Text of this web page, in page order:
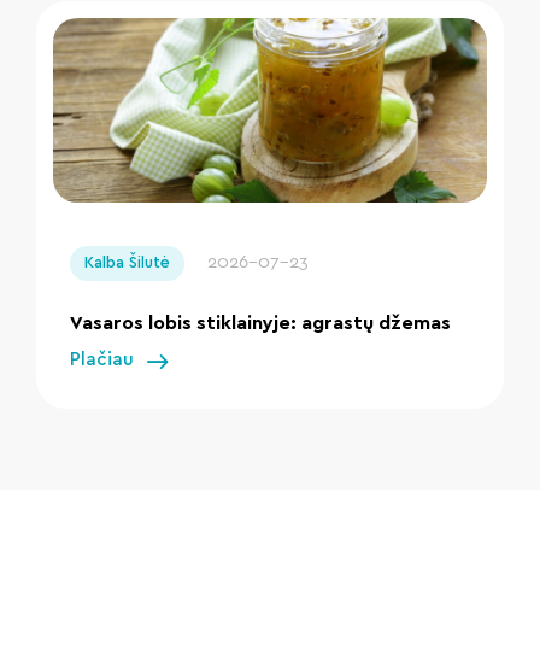
Kalba Šilutė 2026-07-23
Vasaros lobis stiklainyje: agrastų džemas
Plačiau